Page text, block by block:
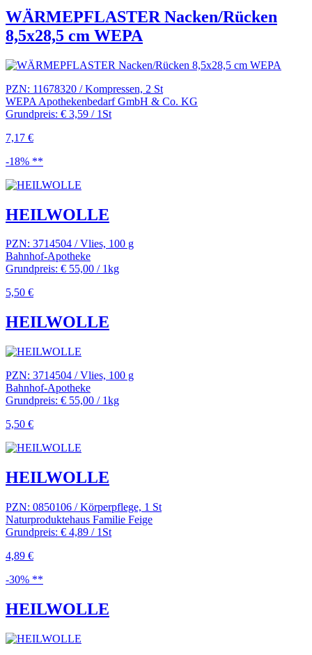
WÄRMEPFLASTER Nacken/Rücken
8,5x28,5 cm WEPA
PZN: 11678320 / Kompressen, 2 St
WEPA Apothekenbedarf GmbH & Co. KG
Grundpreis: € 3,59 / 1St
7,17 €
-18% **
HEILWOLLE
PZN: 3714504 / Vlies, 100 g
Bahnhof-Apotheke
Grundpreis: € 55,00 / 1kg
5,50 €
HEILWOLLE
PZN: 3714504 / Vlies, 100 g
Bahnhof-Apotheke
Grundpreis: € 55,00 / 1kg
5,50 €
HEILWOLLE
PZN: 0850106 / Körperpflege, 1 St
Naturproduktehaus Familie Feige
Grundpreis: € 4,89 / 1St
4,89 €
-30% **
HEILWOLLE